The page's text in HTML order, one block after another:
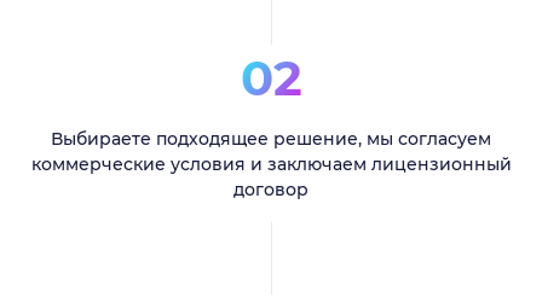
02
Выбираете подходящее решение, мы согласуем
коммерческие условия и заключаем лицензионный
договор